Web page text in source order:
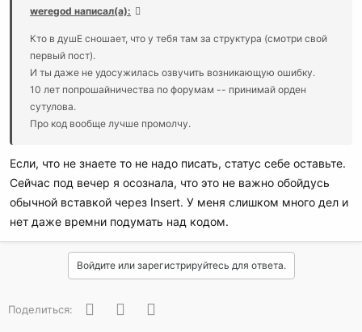
weregod написал(а):
Кто в душЕ сношает, что у тебя там за структура (смотри свой
первый пост).
И ты даже не удосужилась озвучить возникающую ошибку.
10 лет попрошайничества по форумам -- принимай орден
сутулова.
Про код вообще лучше промолчу.
Если, что не знаете то не надо писать, статус себе оставьте.
Сейчас под вечер я осознала, что это не важно обойдусь
обычной вставкой через Insert. У меня слишком много дел и
нет даже времни подумать над кодом.
Войдите или зарегистрируйтесь для ответа.
Поделиться: FacebookTwitter